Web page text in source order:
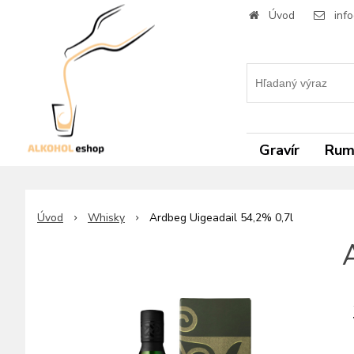
Úvod
Gravír Rum
Úvod Whisky Ardbeg Uigeadail 54,2% 0,7l